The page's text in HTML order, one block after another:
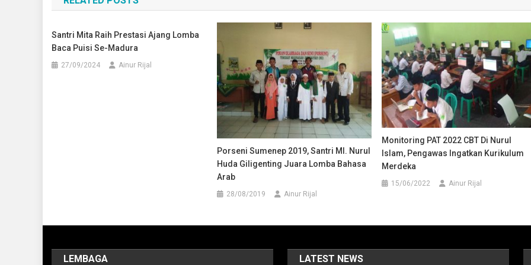
Santri Mita Raih Prestasi Ajang Lomba
Baca Puisi Se-Madura
27/09/2024 Ainur Rijal
Porseni Sumenep 2019, Santri MI. Nurul
Huda Giligenting Juara Lomba Bahasa
Arab
28/08/2019 Ainur Rijal
Monitoring PAT 2022 CBT Di Nurul
Islam, Pengawas Ingatkan Kurikulum
Merdeka
15/06/2022 Ainur Rijal
LEMBAGA LATEST NEWS